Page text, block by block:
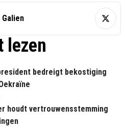
lezen
bedreigt bekostiging
houdt vertrouwensstemming